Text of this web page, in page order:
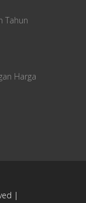
Tahun
Harga
|